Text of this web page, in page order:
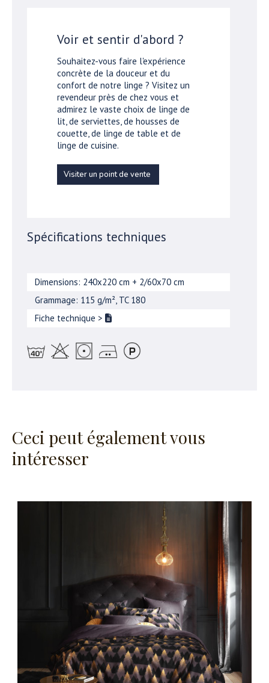
Voir et sentir d'abord ?
Souhaitez-vous faire l'expérience
concrète de la douceur et du
confort de notre linge ? Visitez un
revendeur près de chez vous et
admirez le vaste choix de linge de
lit, de serviettes, de housses de
couette, de linge de table et de
linge de cuisine.
Visiter un point de vente
Spécifications techniques
Dimensions: 240x220 cm + 2/60x70 cm
Grammage: 115 g/m², TC 180
Fiche technique >
Ceci peut également vous
intéresser